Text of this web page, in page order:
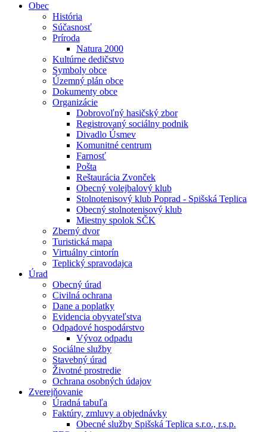
Obec
História
Súčasnosť
Príroda
Natura 2000
Kultúrne dedičstvo
Symboly obce
Územný plán obce
Dokumenty obce
Organizácie
Dobrovoľný hasičský zbor
Registrovaný sociálny podnik
Divadlo Úsmev
Komunitné centrum
Farnosť
Pošta
Reštaurácia Zvonček
Obecný volejbalový klub
Stolnotenisový klub Poprad - Spišská Teplica
Obecný stolnotenisový klub
Miestny spolok SČK
Zberný dvor
Turistická mapa
Virtuálny cintorín
Teplický spravodajca
Úrad
Obecný úrad
Civilná ochrana
Dane a poplatky
Evidencia obyvateľstva
Odpadové hospodárstvo
Vývoz odpadu
Sociálne služby
Stavebný úrad
Životné prostredie
Ochrana osobných údajov
Zverejňovanie
Úradná tabuľa
Faktúry, zmluvy a objednávky
Obecné služby Spišská Teplica s.r.o., r.s.p.